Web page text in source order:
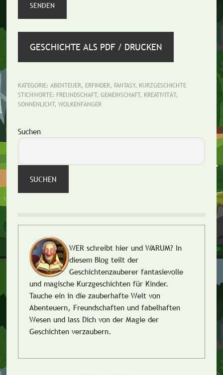
GESCHICHTE ALS PDF / DRUCKEN
KATEGORIE: ABENTEUER, ERFINDER, FANTASY, KURZGESCHICHTE
STICHWORTE: FREUNDSCHAFT, GEMEINSCHAFT, KREATIVITÄT,
SONNENLICHT, WOLKENFÄNGER
Seitenspalte
Suchen
SUCHEN
WER schreibt hier und WARUM? In
diesem Blog teilt der
Geschichtenzauberer fantasievolle
und magische Kurzgeschichten für Kinder.
Tauche ein in die zauberhafte Welt von
Abenteuern, Freundschaften und fabelhaften
Wesen und lass Dich von der Magie der
Geschichten verzaubern.